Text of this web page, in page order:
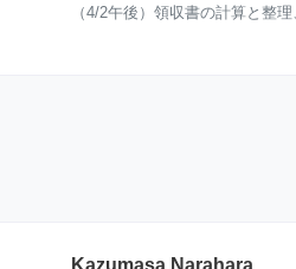
（4/2午後）領収書の計算と整